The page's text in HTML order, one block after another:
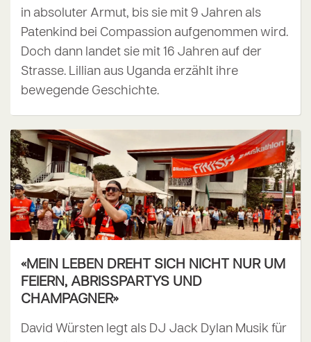
in absoluter Armut, bis sie mit 9 Jahren als
Patenkind bei Compassion aufgenommen wird.
Doch dann landet sie mit 16 Jahren auf der
Strasse. Lillian aus Uganda erzählt ihre
bewegende Geschichte.
«MEIN LEBEN DREHT SICH NICHT NUR UM
FEIERN, ABRISSPARTYS UND
CHAMPAGNER»
David Würsten legt als DJ Jack Dylan Musik für